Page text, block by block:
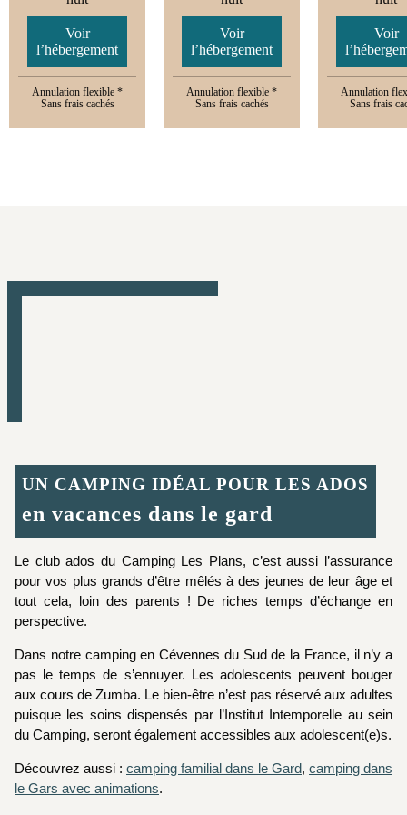
Voir
l’hébergement
Annulation flexible *
Sans frais cachés
Voir
l’hébergement
Annulation flexible *
Sans frais cachés
Voir
Annulation
Sans frais
UN CAMPING IDÉAL POUR LES ADOS
en vacances dans le gard
Le club ados du Camping Les Plans, c’est aussi l’assurance
pour vos plus grands d’être mêlés à des jeunes de leur âge et
tout cela, loin des parents ! De riches temps d’échange en
perspective.
Dans notre camping en Cévennes du Sud de la France, il n’y a
pas le temps de s’ennuyer. Les adolescents peuvent bouger
aux cours de Zumba. Le bien-être n’est pas réservé aux adultes
puisque les soins dispensés par l’Institut Intemporelle au sein
du Camping, seront également accessibles aux adolescent(e)s.
Découvrez aussi : camping familial dans le Gard, camping dans
le Gars avec animations.